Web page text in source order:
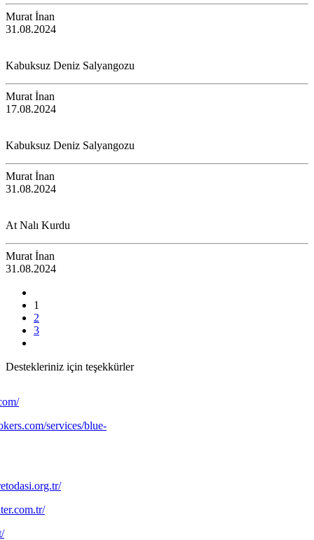
Murat İnan
31.08.2024
Kabuksuz Deniz Salyangozu
Murat İnan
17.08.2024
Kabuksuz Deniz Salyangozu
Murat İnan
31.08.2024
At Nalı Kurdu
Murat İnan
31.08.2024
1
2
3
Destekleriniz için teşekkürler